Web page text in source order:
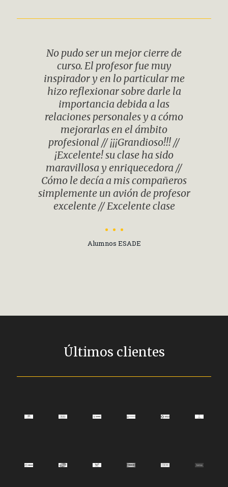
No pudo ser un mejor cierre de
curso. El profesor fue muy
inspirador y en lo particular me
hizo reflexionar sobre darle la
importancia debida a las
relaciones personales y a cómo
mejorarlas en el ámbito
profesional // ¡¡¡Grandioso!!! //
¡Excelente! su clase ha sido
maravillosa y enriquecedora //
Cómo le decía a mis compañeros
simplemente un avión de profesor
excelente // Excelente clase
Alumnos ESADE
Últimos clientes